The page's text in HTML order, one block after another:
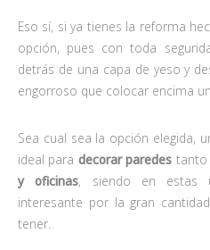
Eso sí, si ya tienes la reforma
opción, pues con toda
detrás de una capa de yeso y
engorroso que colocar encima
Sea cual sea la opción elegida,
ideal para decorar paredes tanto
y oficinas, siendo en estas
interesante por la gran
tener.